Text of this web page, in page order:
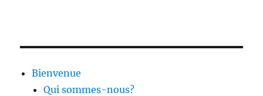
Bienvenue
Qui sommes-nous?